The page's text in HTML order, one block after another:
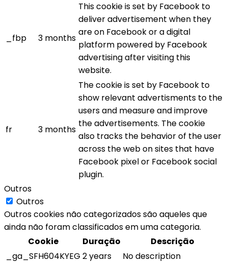
_fbp 3 months
This cookie is set by Facebook to
deliver advertisement when they
are on Facebook or a digital
platform powered by Facebook
advertising after visiting this
website.
fr 3 months
The cookie is set by Facebook to
show relevant advertisments to the
users and measure and improve
the advertisements. The cookie
also tracks the behavior of the user
across the web on sites that have
Facebook pixel or Facebook social
plugin.
Outros
Outros
Outros cookies não categorizados são aqueles que
ainda não foram classificados em uma categoria.
Cookie
Duração
Descrição
_ga_SFH604KYEG 2 years
No description